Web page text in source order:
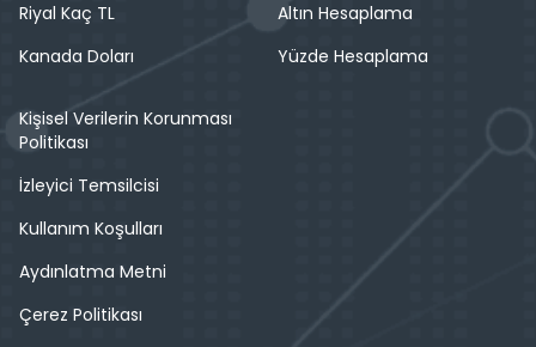
Riyal Kaç TL
Kanada Doları
Altın Hesaplama
Yüzde Hesaplama
Kişisel Verilerin Korunması
Politikası
İzleyici Temsilcisi
Kullanım Koşulları
Aydınlatma Metni
Çerez Politikası